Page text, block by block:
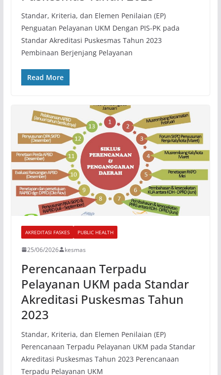
Standar, Kriteria, dan Elemen Penilaian (EP)
Penguatan Pelayanan UKM Dengan PIS-PK pada
Standar Akreditasi Puskesmas Tahun 2023
Pembinaan Berjenjang Pelayanan
Read More
AKREDITASI FASKES PUBLIC HEALTH
25/06/2026 kesmas
Perencanaan Terpadu
Pelayanan UKM pada Standar
Akreditasi Puskesmas Tahun
2023
Standar, Kriteria, dan Elemen Penilaian (EP)
Perencanaan Terpadu Pelayanan UKM pada Standar
Akreditasi Puskesmas Tahun 2023 Perencanaan
Terpadu Pelayanan UKM